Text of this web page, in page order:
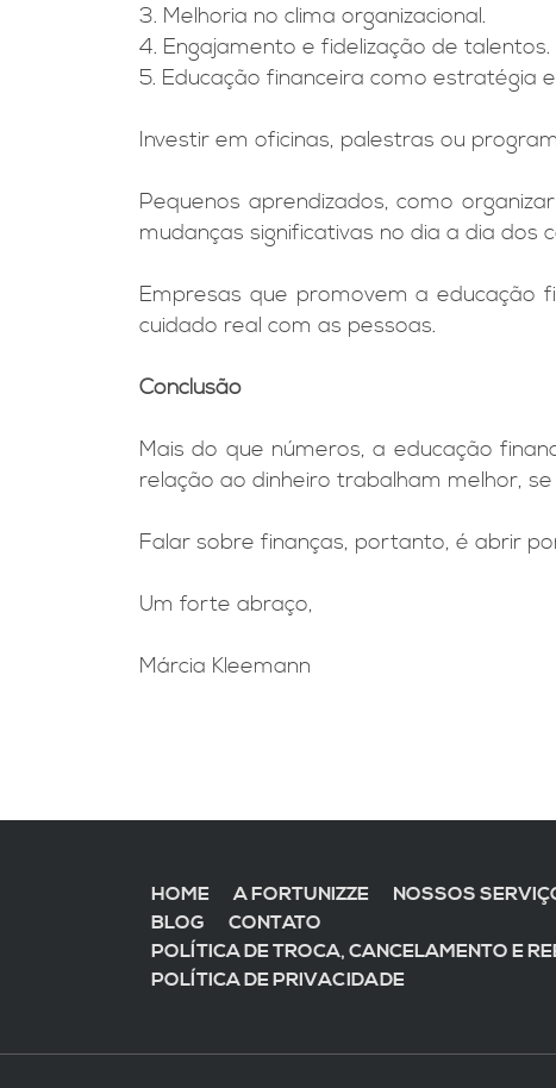
3. Melhoria no clima organizacional.
4. Engajamento e fidelização de talentos.
5. Educação financeira como estratégia
Investir em oficinas, palestras ou
Pequenos aprendizados, como
mudanças significativas no dia a dia dos
Empresas que promovem a educação
cuidado real com as pessoas.
Conclusão
Mais do que números, a educação
relação ao dinheiro trabalham melhor,
Falar sobre finanças, portanto, é abrir
Um forte abraço,
Márcia Kleemann
HOME A FORTUNIZZE NOSSOS
BLOG
CONTATO
POLÍTICA DE TROCA, CANCELAMENTO E
POLÍTICA DE PRIVACIDADE